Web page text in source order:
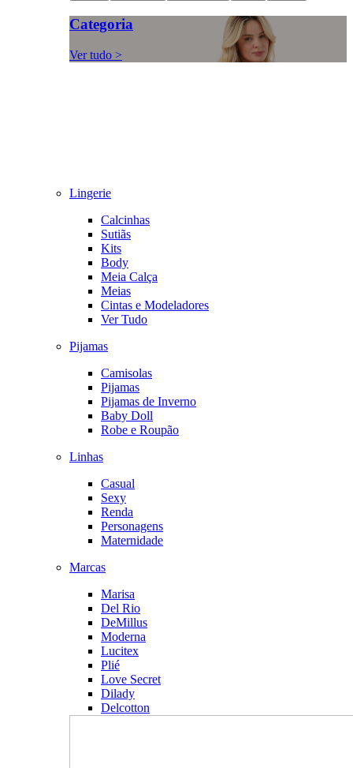
Categoria
Ver tudo >
Lingerie
Calcinhas
Sutiãs
Kits
Body
Meia Calça
Meias
Cintas e Modeladores
Ver Tudo
Pijamas
Camisolas
Pijamas
Pijamas de Inverno
Baby Doll
Robe e Roupão
Linhas
Casual
Sexy
Renda
Personagens
Maternidade
Marcas
Marisa
Del Rio
DeMillus
Moderna
Lucitex
Plié
Love Secret
Dilady
Delcotton